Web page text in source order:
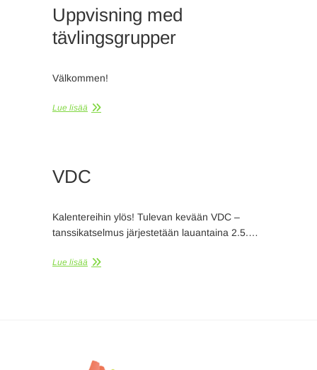
Uppvisning med
tävlingsgrupper
Välkommen!
Lue lisää
VDC
Kalentereihin ylös! Tulevan kevään VDC –
tanssikatselmus järjestetään lauantaina 2.5.…
Lue lisää